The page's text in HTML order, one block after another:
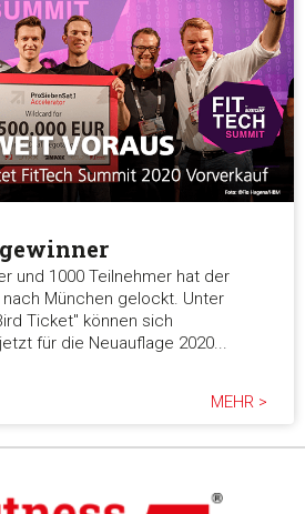
und 1000 Teilnehmer hat der
München gelockt. Unter
Ticket" können sich
für die Neuauflage 2020...
MEHR >